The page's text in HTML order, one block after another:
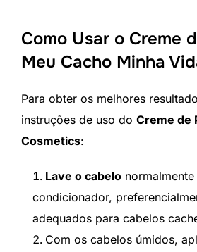
Como Usar o Creme
Meu Cacho Minha
Para obter os melhores
instruções de uso do Creme de
Cosmetics:
Lave o cabelo
condicionador,
adequados para cabelos
Com os cabelos úmidos,